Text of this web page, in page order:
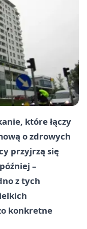
które łączy
o zdrowych
przyjrzą się
–
z tych
konkretne